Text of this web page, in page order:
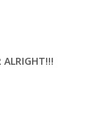
ALRIGHT!!!